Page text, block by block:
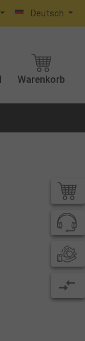
Deutsch
Warenkorb